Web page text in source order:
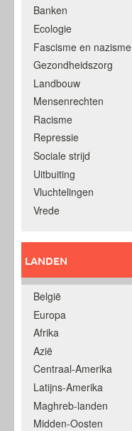
Banken
Ecologie
Fascisme en nazisme
Gezondheidszorg
Landbouw
Mensenrechten
Racisme
Repressie
Sociale strijd
Uitbuiting
Vluchtelingen
Vrede
LANDEN
België
Europa
Afrika
Azië
Centraal-Amerika
Latijns-Amerika
Maghreb-landen
Midden-Oosten